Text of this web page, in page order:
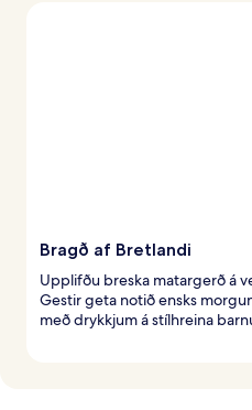
Bragð af Bretlandi
Upplifðu breska matargerð á
Gestir geta notið ensks
með drykkjum á stílhreina